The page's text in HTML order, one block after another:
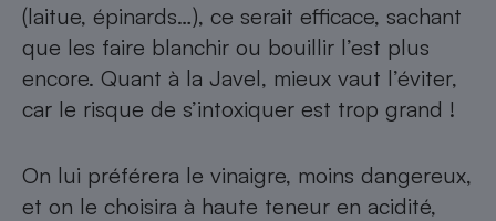
(laitue, épinards…), ce serait efficace, sachant
que les faire blanchir ou bouillir l’est plus
encore. Quant à la Javel, mieux vaut l’éviter,
car le risque de s’intoxiquer est trop grand !
On lui préférera le vinaigre, moins dangereux,
et on le choisira à haute teneur en acidité,